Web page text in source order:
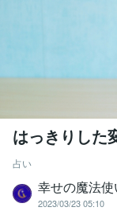
はっきりした
占い
幸せの魔法
2023/03/23 05:10